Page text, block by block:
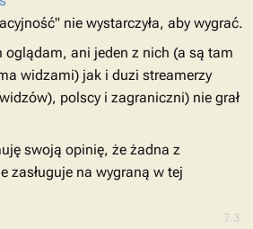
7.3
nie wystarczyła, aby wygrać.
oglądam, ani jeden z nich (a są tam
widzami) jak i duzi streamerzy
polscy i zagraniczni) nie grał
swoją opinię, że żadna z
zasługuje na wygraną w tej